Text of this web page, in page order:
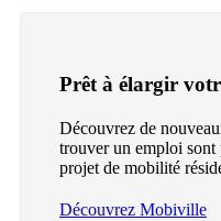
Prêt à élargir
Découvrez de
trouver un emploi sont
projet de mobilité
Découvrez Mobiville